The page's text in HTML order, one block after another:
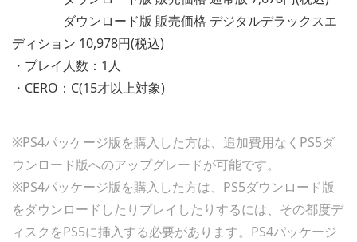
ダウンロード版 販売価格 デジタルデラックスエ
ディション 10,978円(税込)
・プレイ人数：1人
・CERO：C(15才以上対象)
※PS4パッケージ版を購入した方は、追加費用なくPS5ダ
ウンロード版へのアップグレードが可能です。
※PS4パッケージ版を購入した方は、PS5ダウンロード版
をダウンロードしたりプレイしたりするには、その都度デ
ィスクをPS5に挿入する必要があります。PS4パッケージ